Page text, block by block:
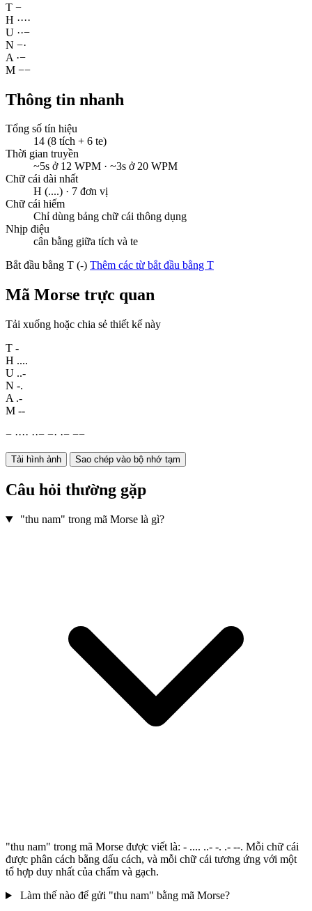
T −
H ····
U ··−
N −·
A ·−
M −−
Thông tin nhanh
Tổng số tín hiệu
14 (8 tích + 6 te)
Thời gian truyền
~5s ở 12 WPM · ~3s ở 20 WPM
Chữ cái dài nhất
H (....) · 7 đơn vị
Chữ cái hiếm
Chỉ dùng bảng chữ cái thông dụng
Nhịp điệu
cân bằng giữa tích và te
Bắt đầu bằng T (-) Thêm các từ bắt đầu bằng T
Mã Morse trực quan
Tải xuống hoặc chia sẻ thiết kế này
T -
H ....
U ..-
N -.
A .-
M --
− ···· ··− −· ·− −−
Tải hình ảnh Sao chép vào bộ nhớ tạm
Câu hỏi thường gặp
"thu nam" trong mã Morse là gì?
"thu nam" trong mã Morse được viết là: - .... ..- -. .- --. Mỗi chữ cái
được phân cách bằng dấu cách, và mỗi chữ cái tương ứng với một
tổ hợp duy nhất của chấm và gạch.
Làm thế nào để gửi "thu nam" bằng mã Morse?